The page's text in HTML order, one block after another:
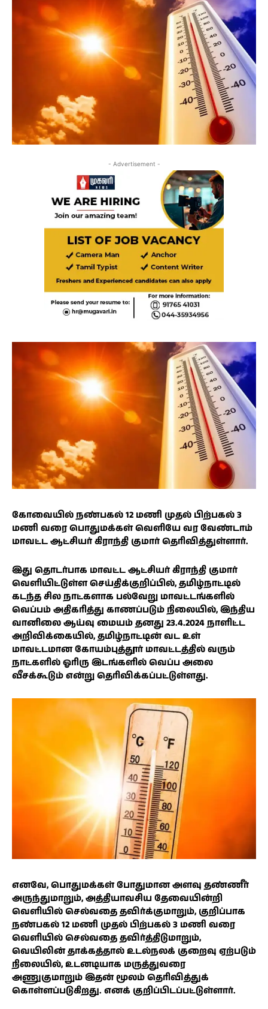
- Advertisement -
கோவையில் நண்பகல் 12 மணி முதல் பிற்பகல் 3
மணி வரை பொதுமக்கள் வெளியே வர வேண்டாம்
மாவட்ட ஆட்சியர் கிராந்தி குமார் தெரிவித்துள்ளார்.
இது தொடர்பாக மாவட்ட ஆட்சியர் கிராந்தி குமார்
வெளியிட்டுள்ள செய்திக்குறிப்பில், தமிழ்நாட்டில்
கடந்த சில நாட்களாக பல்வேறு மாவட்டங்களில்
வெப்பம் அதிகரித்து காணப்படும் நிலையில், இந்திய
வானிலை ஆய்வு மையம் தனது 23.4.2024 நாளிட்ட
அறிவிக்கையில், தமிழ்நாட்டின் வட உள்
மாவட்டமான கோயம்புத்தூர் மாவட்டத்தில் வரும்
நாட்களில் ஓரிரு இடங்களில் வெப்ப அலை
வீசக்கூடும் என்று தெரிவிக்கப்பட்டுள்ளது.
எனவே, பொதுமக்கள் போதுமான அளவு தண்ணீர்
அருந்துமாறும், அத்தியாவசிய தேவையின்றி
வெளியில் செல்வதை தவிர்க்குமாறும், குறிப்பாக
நண்பகல் 12 மணி முதல் பிற்பகல் 3 மணி வரை
வெளியில் செல்வதை தவிர்த்திடுமாறும்,
வெயிலின் தாக்கத்தால் உடல்நலக் குறைவு ஏற்படும்
நிலையில், உடனடியாக மருத்துவரை
அணுகுமாறும் இதன் மூலம் தெரிவித்துக்
கொள்ளப்படுகிறது. எனக் குறிப்பிடப்பட்டுள்ளார்.